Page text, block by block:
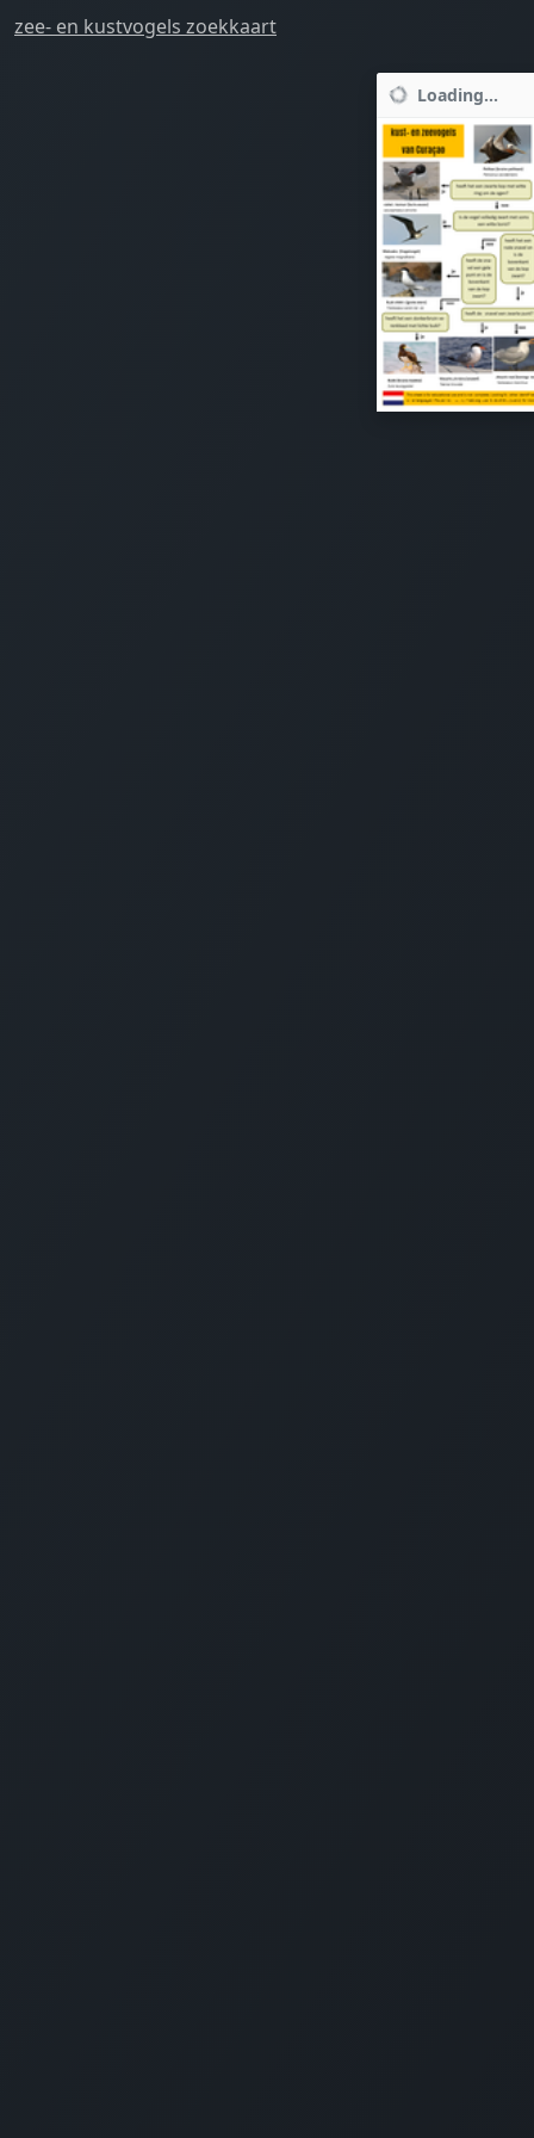
zee- en kustvogels zoekkaart
Loading...